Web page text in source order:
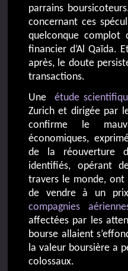
parrains
concernant ces
quelconque complot
financier d’Al Qaïda.
après, le doute
transactions.
Une
étude
Zurich et dirigée par
confirme le
économiques,
de la réouverture
identifiés, opérant
travers le monde, ont
de vendre à un
compagnies
affectées par les
bourse allaient
la valeur boursière a
colossaux.